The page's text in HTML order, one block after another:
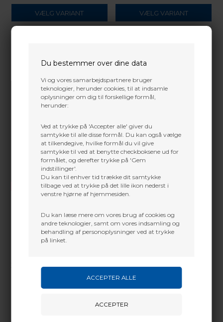
Du bestemmer over dine data
Vi og vores samarbejdspartnere bruger
teknologier, herunder cookies, til at indsamle
oplysninger om dig til forskellige formål,
herunder:
Ved at trykke på 'Accepter alle' giver du
samtykke til alle disse formål. Du kan også vælge
at tilkendegive, hvilke formål du vil give
samtykke til ved at benytte checkboksene ud for
formålet, og derefter trykke på 'Gem
indstillinger'.
Du kan til enhver tid trække dit samtykke
tilbage ved at trykke på det lille ikon nederst i
venstre hjørne af hjemmesiden.
Du kan læse mere om vores brug af cookies og
andre teknologier, samt om vores indsamling og
behandling af personoplysninger ved at trykke
på linket.
VÆLG VARIANT VÆLG VARIANT
Opdag førsteklasses MATHEWS Compoundbuer
hos Baldurs Archery
længere fortsætte. Baldurs Archery, din pålidelige følgesvend
inden for buesport, er stolt af at præsentere vores